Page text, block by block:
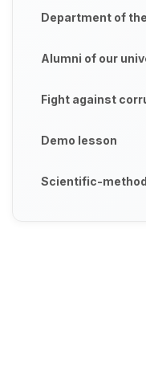
Department of
Alumni of our
Fight against
Demo lesson
Scientific-